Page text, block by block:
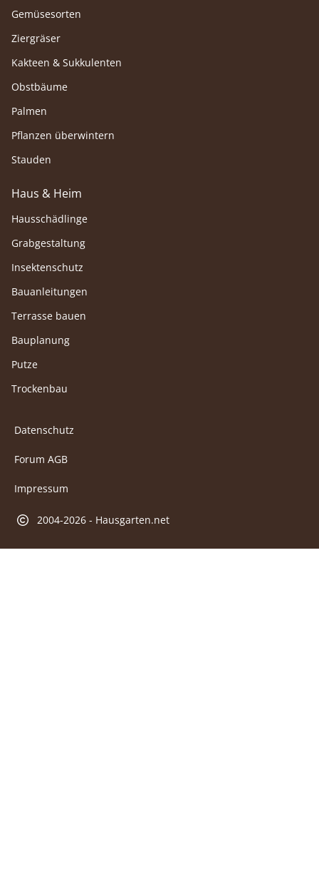
Gemüsesorten
Ziergräser
Kakteen & Sukkulenten
Obstbäume
Palmen
Pflanzen überwintern
Stauden
Haus & Heim
Hausschädlinge
Grabgestaltung
Insektenschutz
Bauanleitungen
Terrasse bauen
Bauplanung
Putze
Trockenbau
Datenschutz
Forum AGB
Impressum
2004-2026 - Hausgarten.net